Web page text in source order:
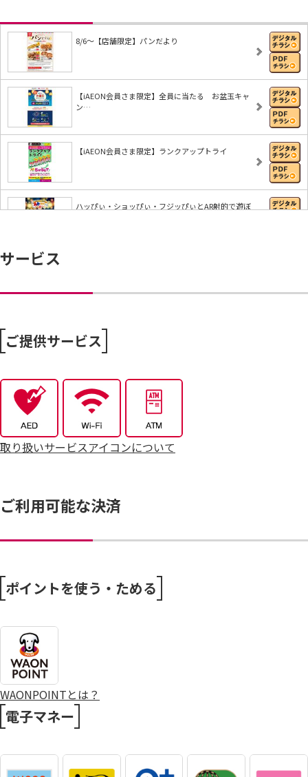
8/6～【店舗限定】パンだより
【iAEON会員さま限定】全員に当たる お盆玉キャ
ン…
【iAEON会員さま限定】ランクアップトライ
ハッぴぃ・ショッぴぃ・フジッぴぃとAR射的で遊ぼ
7/25～全力プライス8月号
サービス
ご提供サービス
取り扱いサービスアイコンについて
ご利用可能な決済
ポイントを使う・ためる
WAONPOINTとは？
電子マネー